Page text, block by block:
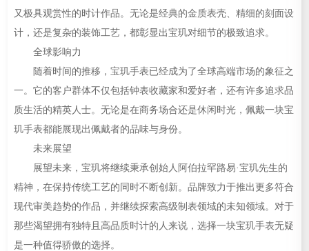
又极具观赏性的时计作品。无论是经典的金质表壳、精细的刻面设
计，还是复杂的装饰工艺，都彰显出宝玑对细节的极致追求。
全球影响力
随着时间的推移，宝玑手表已经成为了全球高端市场的象征之
一。它的客户群体不仅包括钟表收藏家和爱好者，还有许多追求品
质生活的精英人士。无论是在商务场合还是休闲时光，佩戴一块宝
玑手表都能展现出佩戴者的品味与身份。
未来展望
展望未来，宝玑将继续秉承创始人阿伯拉罕路易·宝玑先生的
精神，在保持传统工艺的同时不断创新。品牌致力于推出更多符合
现代审美趋势的作品，并继续探索高级制表领域的未知领域。对于
那些渴望拥有独特且高品质时计的人来说，选择一块宝玑手表无疑
是一种值得骄傲的选择。